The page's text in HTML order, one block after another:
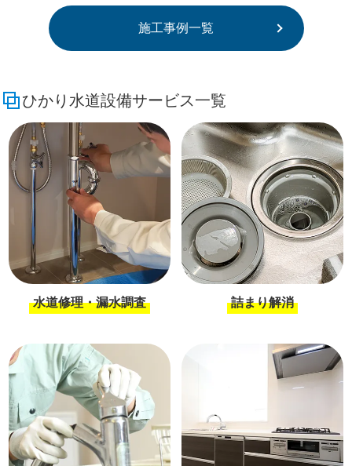
施工事例一覧
ひかり水道設備サービス一覧
水道修理・漏水調査 詰まり解消